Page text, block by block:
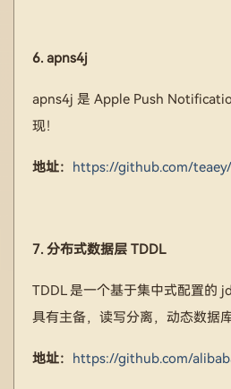
6. apns4j
apns4j 是 Apple Push
现！
地址： https://github.com/
7. 分布式数据层 TDDL
TDDL 是一个基于集中式配置的
具有主备，读写分离，动态数据
地址： https://github.com/